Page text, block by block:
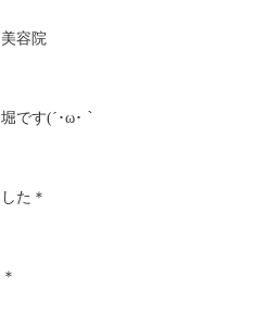
容院
です(´･ω･｀
た＊